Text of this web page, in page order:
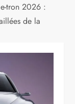
tron 2026 :
de la